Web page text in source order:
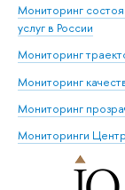
Мониторинг
услуг в России
Мониторинг
Мониторинг
Мониторинг
Мониторинги